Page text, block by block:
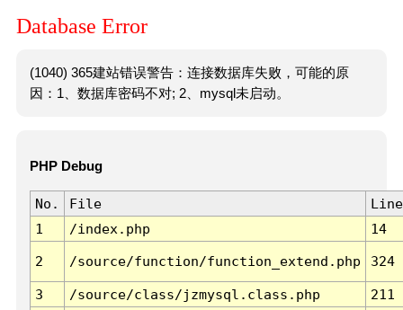
Database Error
(1040) 365建站错误警告：连接数据库失败，可能的原
因：1、数据库密码不对; 2、mysql未启动。
PHP Debug
No. File
Line
1
/index.php 14
2 /source/function/function_extend.php 324
3 /source/class/jzmysql.class.php
211